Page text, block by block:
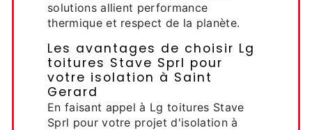
solutions allient performance
thermique et respect de la planète.
Les avantages de choisir Lg
toitures Stave Sprl pour
votre isolation à Saint
Gerard
En faisant appel à Lg toitures Stave
Sprl pour votre projet d'isolation à